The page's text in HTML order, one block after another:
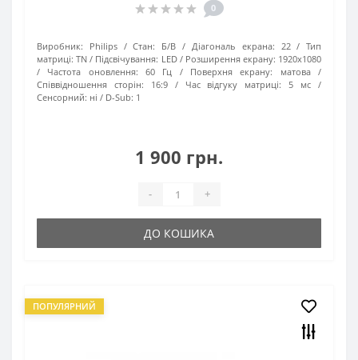
0
Виробник: Philips Стан: Б/В Діагональ екрана: 22
Тип
матриці: TN Підсвічування: LED Розширення екрану: 1920х1080
Частота оновлення:
60 Гц Поверхня екрану:
матова
Співвідношення сторін:
16:9 Час відгуку матриці:
5 мс
Сенсорний: ні D-Sub: 1
1 900 грн.
- +
ДО КОШИКА
ПОПУЛЯРНИЙ